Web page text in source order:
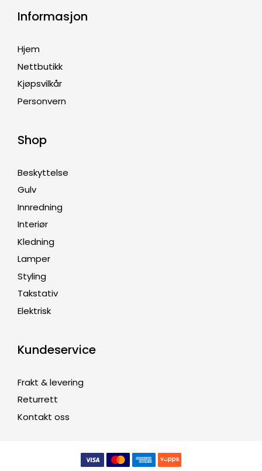
Informasjon
Hjem
Nettbutikk
Kjøpsvilkår
Personvern
Shop
Beskyttelse
Gulv
Innredning
Interiør
Kledning
Lamper
Styling
Takstativ
Elektrisk
Kundeservice
Frakt & levering
Returrett
Kontakt oss